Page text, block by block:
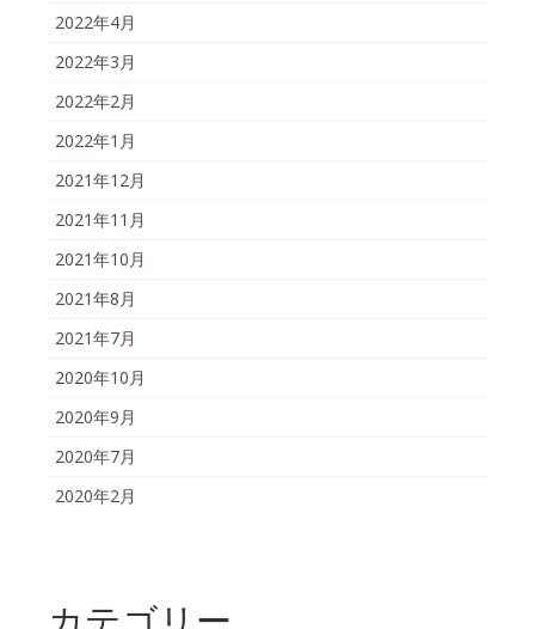
2022年4月
2022年3月
2022年2月
2022年1月
2021年12月
2021年11月
2021年10月
2021年8月
2021年7月
2020年10月
2020年9月
2020年7月
2020年2月